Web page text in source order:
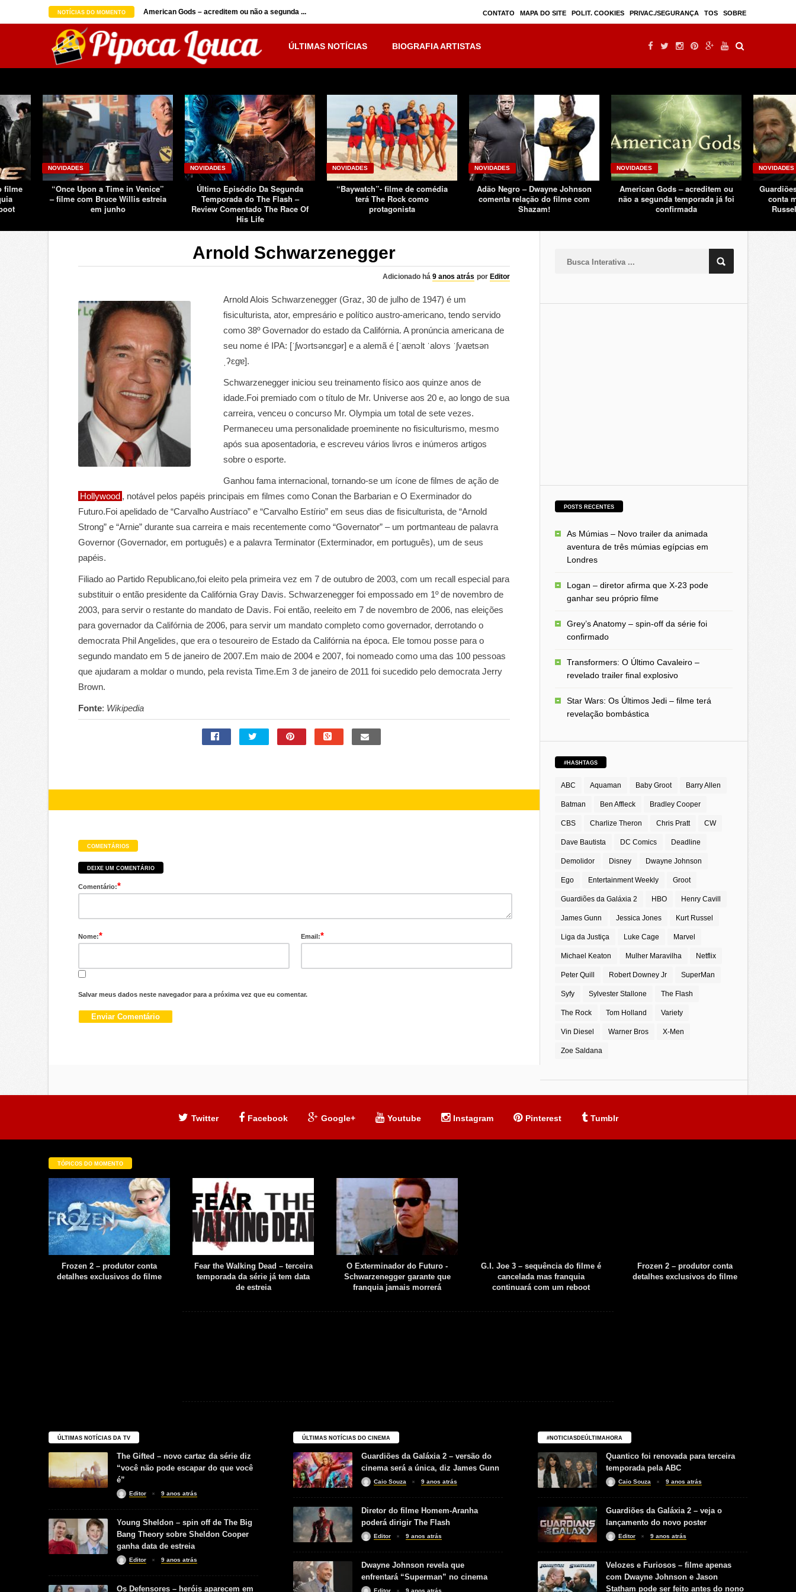
NOTÍCIAS DO MOMENTO
seguindo sucesso d ... American Gods – acreditem ou não a segunda ... Inumanos – série seguirá separada, mas no ... Mulan – filme live-action seguindo sucesso d ...
CONTATO MAPA DO SITE POLIT. COOKIES PRIVAC./SEGURANÇA TOS SOBRE
ÚLTIMAS NOTÍCIAS BIOGRAFIA ARTISTAS
filme
NOVIDADES
“Once Upon a Time in Venice”
– filme com Bruce Willis estreia
em junho
NOVIDADES
Último Episódio Da Segunda
Temporada do The Flash –
Review Comentado The Race Of
His Life
NOVIDADES
“Baywatch”- filme de comédia
terá The Rock como
protagonista
NOVIDADES
Adão Negro – Dwayne Johnson
comenta relação do filme com
Shazam!
NOVIDADES
American Gods – acreditem ou
não a segunda temporada já foi
confirmada
NOVIDADES
conta
Arnold Schwarzenegger
Adicionado há 9 anos atrás por Editor
Arnold Alois Schwarzenegger (Graz, 30 de julho de 1947) é um
fisiculturista, ator, empresário e político austro-americano, tendo servido
como 38º Governador do estado da Califórnia. A pronúncia americana de
seu nome é IPA: [ˈʃwɔrtsənɛɡər] e a alemã é [ˈaɐnɔlt ˈaloʏs ˈʃvaɐtsən
ˌʔɛɡɐ].
Schwarzenegger iniciou seu treinamento físico aos quinze anos de
idade.Foi premiado com o título de Mr. Universe aos 20 e, ao longo de sua
carreira, venceu o concurso Mr. Olympia um total de sete vezes.
Permaneceu uma personalidade proeminente no fisiculturismo, mesmo
após sua aposentadoria, e escreveu vários livros e inúmeros artigos
sobre o esporte.
Ganhou fama internacional, tornando-se um ícone de filmes de ação de
Hollywood , notável pelos papéis principais em filmes como Conan the Barbarian e O Exerminador do
Futuro.Foi apelidado de “Carvalho Austríaco” e “Carvalho Estírio” em seus dias de fisiculturista, de “Arnold
Strong” e “Arnie” durante sua carreira e mais recentemente como “Governator” – um portmanteau de palavra
Governor (Governador, em português) e a palavra Terminator (Exterminador, em português), um de seus
papéis.
Filiado ao Partido Republicano,foi eleito pela primeira vez em 7 de outubro de 2003, com um recall especial para
substituir o então presidente da Califórnia Gray Davis. Schwarzenegger foi empossado em 1º de novembro de
2003, para servir o restante do mandato de Davis. Foi então, reeleito em 7 de novembro de 2006, nas eleições
para governador da Califórnia de 2006, para servir um mandato completo como governador, derrotando o
democrata Phil Angelides, que era o tesoureiro de Estado da Califórnia na época. Ele tomou posse para o
segundo mandato em 5 de janeiro de 2007.Em maio de 2004 e 2007, foi nomeado como uma das 100 pessoas
que ajudaram a moldar o mundo, pela revista Time.Em 3 de janeiro de 2011 foi sucedido pelo democrata Jerry
Brown.
Fonte: Wikipedia
COMENTÁRIOS
DEIXE UM COMENTÁRIO
Comentário:*
Nome:* Email:*
Salvar meus dados neste navegador para a próxima vez que eu comentar.
POSTS RECENTES
As Múmias – Novo trailer da animada
aventura de três múmias egípcias em
Londres
Logan – diretor afirma que X-23 pode
ganhar seu próprio filme
Grey’s Anatomy – spin-off da série foi
confirmado
Transformers: O Último Cavaleiro –
revelado trailer final explosivo
Star Wars: Os Últimos Jedi – filme terá
revelação bombástica
#HASHTAGS
ABC Aquaman Baby Groot Barry Allen
Batman Ben Affleck Bradley Cooper
CBS Charlize Theron Chris Pratt CW
Dave Bautista DC Comics Deadline
Demolidor Disney Dwayne Johnson
Ego Entertainment Weekly Groot
Guardiões da Galáxia 2 HBO Henry Cavill
James Gunn Jessica Jones Kurt Russel
Liga da Justiça Luke Cage Marvel
Michael Keaton Mulher Maravilha Netflix
Peter Quill Robert Downey Jr SuperMan
Syfy Sylvester Stallone The Flash
The Rock Tom Holland Variety
Vin Diesel Warner Bros X-Men
Zoe Saldana
Twitter Facebook Google+ Youtube Instagram Pinterest Tumblr
TÓPICOS DO MOMENTO
Frozen 2 – produtor conta
detalhes exclusivos do filme
Fear the Walking Dead – terceira
temporada da série já tem data
de estreia
O Exterminador do Futuro -
Schwarzenegger garante que
franquia jamais morrerá
G.I. Joe 3 – sequência do filme é
cancelada mas franquia
continuará com um reboot
Frozen 2 – produtor conta
detalhes exclusivos do filme
ÚLTIMAS NOTÍCIAS DA TV
The Gifted – novo cartaz da série diz
“você não pode escapar do que você
é”
Editor 9 anos atrás
Young Sheldon – spin off de The Big
Bang Theory sobre Sheldon Cooper
ganha data de estreia
Editor 9 anos atrás
Os Defensores – heróis aparecem em
ÚLTIMAS NOTÍCIAS DO CINEMA
Guardiões da Galáxia 2 – versão do
cinema será a única, diz James Gunn
Caio Souza 9 anos atrás
Diretor do filme Homem-Aranha
poderá dirigir The Flash
Editor 9 anos atrás
Dwayne Johnson revela que
enfrentará “Superman” no cinema
Editor 9 anos atrás
#NOTICIASDEÚLTIMAHORA
Quantico foi renovada para terceira
temporada pela ABC
Caio Souza 9 anos atrás
Guardiões da Galáxia 2 – veja o
lançamento do novo poster
Editor 9 anos atrás
Velozes e Furiosos – filme apenas
com Dwayne Johnson e Jason
Statham pode ser feito antes do nono